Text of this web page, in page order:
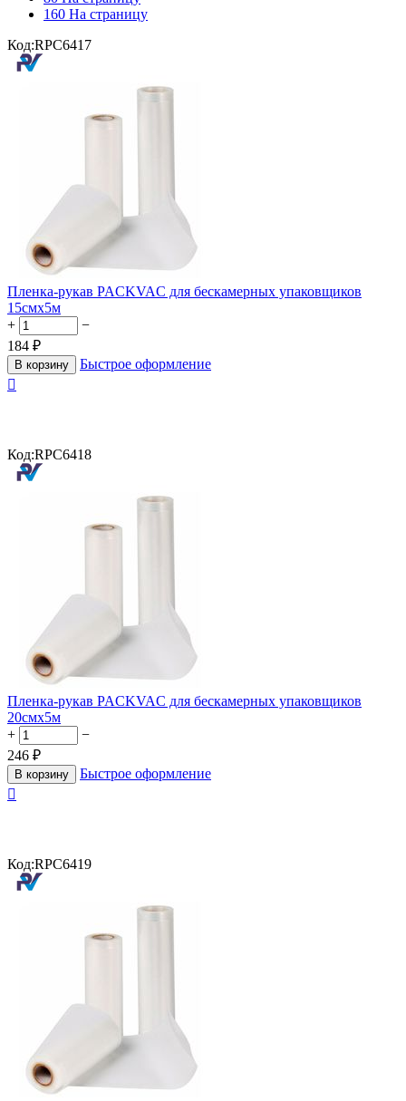
160 На страницу
Код:RPC6417
Пленка-рукав PACKVAC для бескамерных упаковщиков
15смx5м
+
−
184 ₽
В корзину
Быстрое оформление

Код:RPC6418
Пленка-рукав PACKVAC для бескамерных упаковщиков
20смx5м
+
−
246 ₽
В корзину
Быстрое оформление

Код:RPC6419